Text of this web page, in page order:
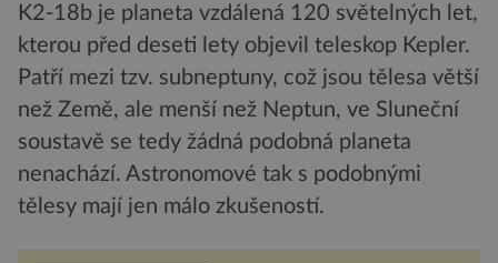
K2-18b je planeta vzdálená 120 světelných let,
kterou před deseti lety objevil teleskop Kepler.
Patří mezi tzv. subneptuny, což jsou tělesa větší
než Země, ale menší než Neptun, ve Sluneční
soustavě se tedy žádná podobná planeta
nenachází. Astronomové tak s podobnými
tělesy mají jen málo zkušeností.